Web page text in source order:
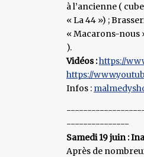
à l’ancienne (
« La 44 ») ;
« Macarons-nous
).
Vidéos :https://
https://
Infos :
---------------
Samedi 19 juin :
Après de